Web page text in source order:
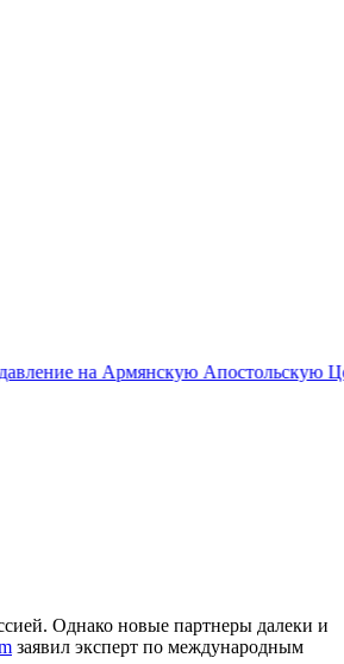
Апостольскую Церковь23:05
Однако новые партнеры далеки и
заявил эксперт по международным